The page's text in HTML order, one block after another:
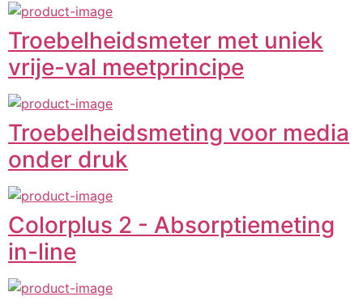
Troebelheidsmeter met uniek
vrije-val meetprincipe
Troebelheidsmeting voor media
onder druk
Colorplus 2 - Absorptiemeting
in-line